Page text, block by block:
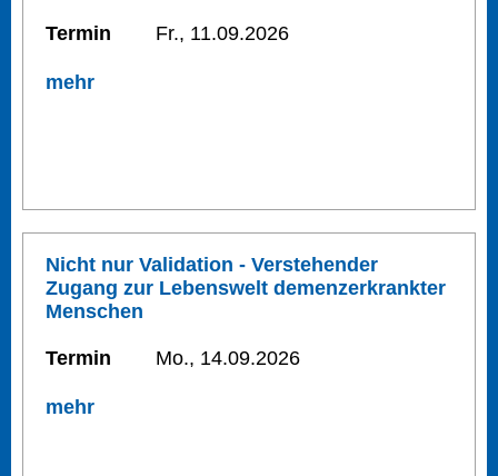
Termin Fr., 11.09.2026
mehr
Nicht nur Validation - Verstehender
Zugang zur Lebenswelt demenzerkrankter
Menschen
Termin Mo., 14.09.2026
mehr